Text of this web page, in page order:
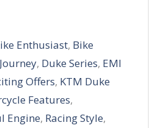
Enthusiast, Bike
, Duke Series, EMI
Offers, KTM Duke
Features,
Engine, Racing Style,